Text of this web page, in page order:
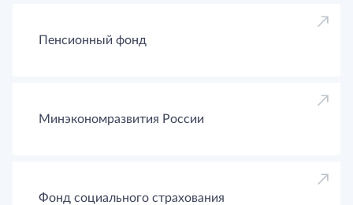
Пенсионный фонд
Минэкономразвития России
Фонд социального страхования